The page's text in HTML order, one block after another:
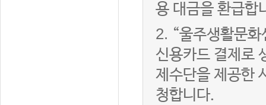
용 대금을 환급합
2. “울주생활문
신용카드 결제로
제수단을 제공한
청합니다.